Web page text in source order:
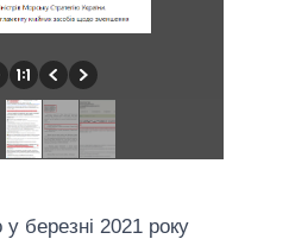
березні 2021 року